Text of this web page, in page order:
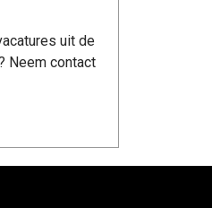
uit de
Neem contact